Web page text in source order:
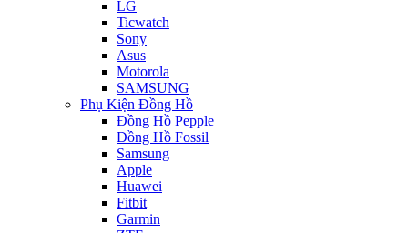
LG
Ticwatch
Sony
Asus
Motorola
SAMSUNG
Phụ Kiện Đồng Hồ
Đồng Hồ Pepple
Đồng Hồ Fossil
Samsung
Apple
Huawei
Fitbit
Garmin